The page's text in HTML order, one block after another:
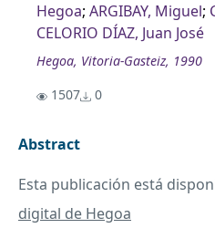
Hegoa; ARGIBAY, Miguel;
CELORIO DÍAZ, Juan José
Hegoa, Vitoria-Gasteiz, 1990
1507
0
Abstract
Esta publicación está
digital de Hegoa